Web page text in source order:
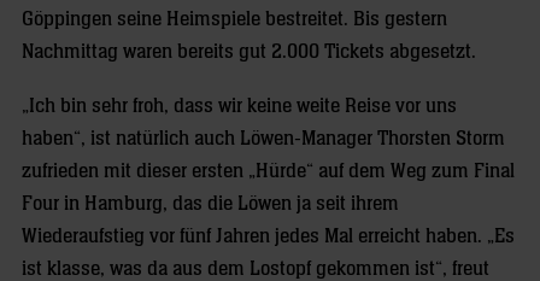
Göppingen seine Heimspiele bestreitet. Bis gestern
Nachmittag waren bereits gut 2.000 Tickets abgesetzt.
„Ich bin sehr froh, dass wir keine weite Reise vor uns
haben“, ist natürlich auch Löwen-Manager Thorsten Storm
zufrieden mit dieser ersten „Hürde“ auf dem Weg zum Final
Four in Hamburg, das die Löwen ja seit ihrem
Wiederaufstieg vor fünf Jahren jedes Mal erreicht haben. „Es
ist klasse, was da aus dem Lostopf gekommen ist“, freut